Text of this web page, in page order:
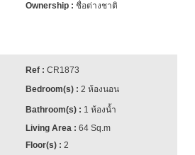
ชื่อต่างชาติ
CR1873
2 ห้องนอน
1 ห้องน้ำ
64 Sq.m
2